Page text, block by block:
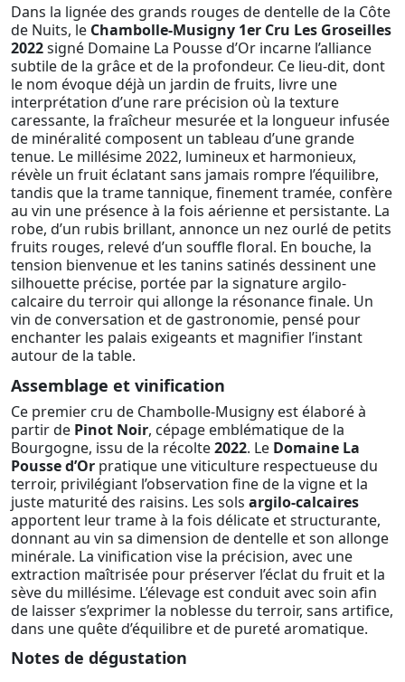
Dans la lignée des grands rouges de dentelle de la Côte
de Nuits, le Chambolle-Musigny 1er Cru Les Groseilles
2022signé Domaine La Pousse d’Or incarne l’alliance
subtile de la grâce et de la profondeur. Ce lieu-dit, dont
le nom évoque déjà un jardin de fruits, livre une
interprétation d’une rare précision où la texture
caressante, la fraîcheur mesurée et la longueur infusée
de minéralité composent un tableau d’une grande
tenue. Le millésime 2022, lumineux et harmonieux,
révèle un fruit éclatant sans jamais rompre l’équilibre,
tandis que la trame tannique, finement tramée, confère
au vin une présence à la fois aérienne et persistante. La
robe, d’un rubis brillant, annonce un nez ourlé de petits
fruits rouges, relevé d’un souffle floral. En bouche, la
tension bienvenue et les tanins satinés dessinent une
silhouette précise, portée par la signature argilo-
calcaire du terroir qui allonge la résonance finale. Un
vin de conversation et de gastronomie, pensé pour
enchanter les palais exigeants et magnifier l’instant
autour de la table.
Assemblage et vinification
Ce premier cru de Chambolle-Musigny est élaboré à
partir de Pinot Noir, cépage emblématique de la
Bourgogne, issu de la récolte2022. Le Domaine La
Pousse d’Or pratique une viticulture respectueuse du
terroir, privilégiant l’observation fine de la vigne et la
juste maturité des raisins. Les sols argilo-calcaires
apportent leur trame à la fois délicate et structurante,
donnant au vin sa dimension de dentelle et son allonge
minérale. La vinification vise la précision, avec une
extraction maîtrisée pour préserver l’éclat du fruit et la
sève du millésime. L’élevage est conduit avec soin afin
de laisser s’exprimer la noblesse du terroir, sans artifice,
dans une quête d’équilibre et de pureté aromatique.
Notes de dégustation